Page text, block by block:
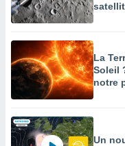
La
Soleil
notre
Un